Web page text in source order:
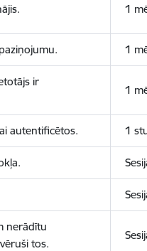
1
1
ir
1
autentificētos. 1
nerādītu
tos.